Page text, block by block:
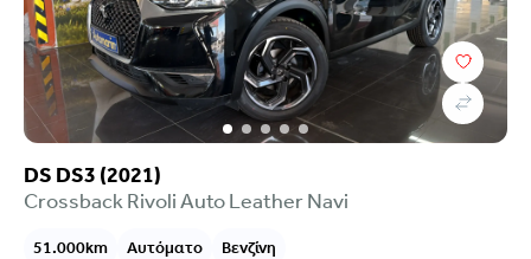
DS DS3 (2021)
Crossback Rivoli Auto Leather Navi
51.000km Αυτόματο Βενζίνη